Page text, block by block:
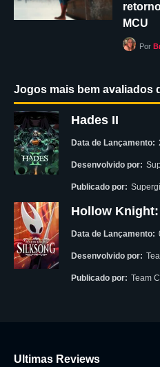
MCU
Por
Jogos mais bem avaliados
Hades II
Data de Lançamento:
Desenvolvido por:
Publicado por:
Hollow
Data de Lançamento:
Desenvolvido por:
Publicado por: Team
Ultimas Reviews